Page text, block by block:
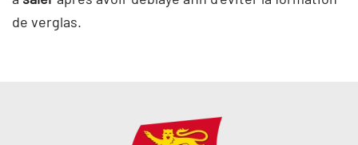
de verglas.